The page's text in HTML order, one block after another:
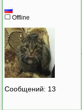
Offline
Сообщений: 13